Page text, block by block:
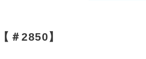
＃2850】